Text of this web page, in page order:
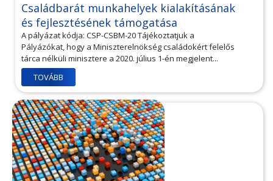
Családbarát munkahelyek kialakításának
és fejlesztésének támogatása
A pályázat kódja: CSP-CSBM-20 Tájékoztatjuk a
Pályázókat, hogy a Miniszterelnökség családokért felelős
tárca nélküli minisztere a 2020. július 1-én megjelent...
TOVÁBB